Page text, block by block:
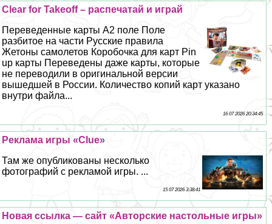
Clear for Takeoff – распечатай и играй
Переведенные карты А2 поле Поле
разбитое на части Русские правила
Жетоны самолетов Коробочка для карт Pin
up карты Переведены даже карты, которые
не переводили в оригинальной версии
вышедшей в России. Количество копий карт указано
внутри файла...
16 07 2026 20:34:45
Реклама игры «Clue»
Там же опубликованы несколько
фотографий с рекламой игры. ...
15 07 2026 3:38:41
Новая ссылка — сайт «Авторские настольные игры»